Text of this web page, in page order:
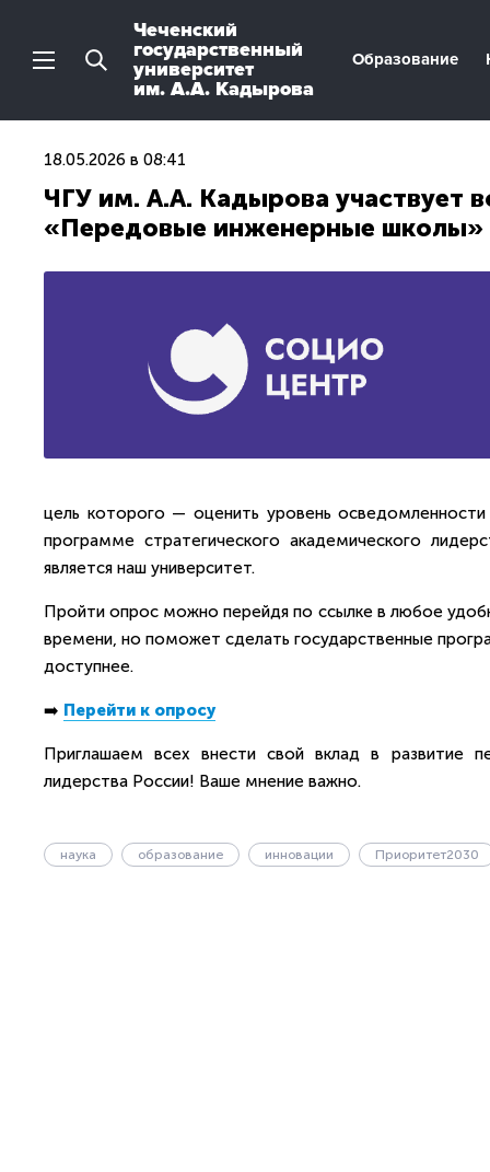
Чеченский
государственный
университет
им. А.А. Кадырова
Образование
18.05.2026 в 08:41
ЧГУ им. А.А. Кадырова участвует
«Передовые инженерные школы»
цель которого — оценить уровень
программе стратегического академического
является наш университет.
Пройти опрос можно перейдя по ссылке в любое
времени, но поможет сделать государственные
доступнее.
➡️ Перейти к опросу
Приглашаем всех внести свой вклад в развитие
лидерства России! Ваше мнение важно.
наука образование инновации Приоритет2030